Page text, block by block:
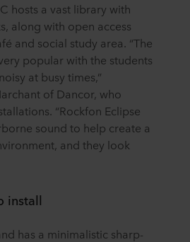
hosts a vast library with
along with open access
and social study area. “The
popular with the students
at busy times,”
of Dancor, who
“Rockfon Eclipse
sound to help create a
and they look
install
has a minimalistic sharp-